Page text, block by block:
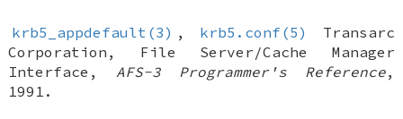
krb5_appdefault(3) , krb5.conf(5)
Transarc
Corporation , File Server/Cache Manager
Interface , AFS-3 Programmer's Reference,
1991 .